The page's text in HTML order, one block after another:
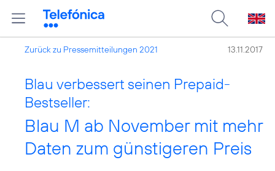
Zurück zu Pressemitteilungen 2021 13.11.2017
Blau verbessert seinen Prepaid-
Bestseller:
Blau M ab November mit mehr
Daten zum günstigeren Preis